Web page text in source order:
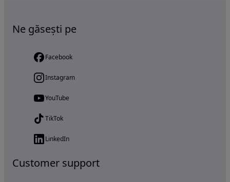
Ne găsești pe
Facebook
Instagram
YouTube
TikTok
LinkedIn
Customer support